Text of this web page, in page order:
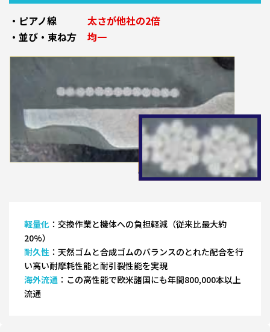
・ピアノ線
太さが他社の2倍
・並び・束ね方
均一
軽量化 ：交換作業と機体への負担軽減（従来比最大約
20%）
耐久性 ：天然ゴムと合成ゴムのバランスのとれた配合を行
い高い耐摩耗性能と耐引裂性能を実現
海外流通 ：この高性能で欧米諸国にも年間800,000本以上
流通